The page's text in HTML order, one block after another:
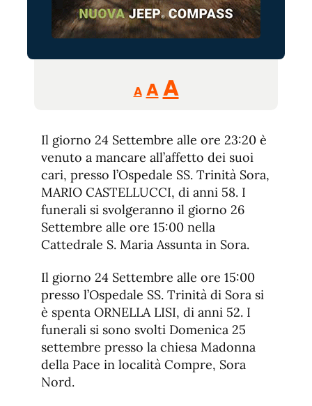
A
Reducir
tamaño
A Restablecer
fuente
AAumentar
de
fuente.
Il giorno 24 Settembre alle ore 23:20 è
venuto a mancare all’affetto dei suoi
cari, presso l’Ospedale SS. Trinità Sora,
MARIO CASTELLUCCI, di anni 58. I
funerali si svolgeranno il giorno 26
Settembre alle ore 15:00 nella
Cattedrale S. Maria Assunta in Sora.
Il giorno 24 Settembre alle ore 15:00
presso l’Ospedale SS. Trinità di Sora si
è spenta ORNELLA LISI, di anni 52. I
funerali si sono svolti Domenica 25
settembre presso la chiesa Madonna
della Pace in località Compre, Sora
Nord.